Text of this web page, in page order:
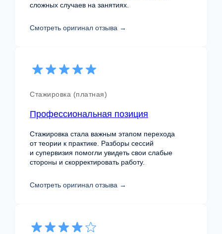
сложных случаев на занятиях.
Смотреть оригинал отзыва →
Стажировка (платная)
Профессиональная позиция
Стажировка стала важным этапом перехода
от теории к практике. Разборы сессий
и супервизия помогли увидеть свои слабые
стороны и скорректировать работу.
Смотреть оригинал отзыва →
FAQ и контакты